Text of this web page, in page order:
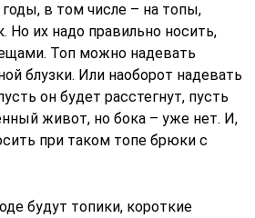
в том числе – на топы,
их надо правильно носить,
Топ можно надевать
блузки. Или наоборот надевать
он будет расстегнут, пусть
живот, но бока – уже нет. И,
при таком топе брюки с
будут топики, короткие